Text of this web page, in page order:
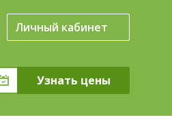
Личный кабинет